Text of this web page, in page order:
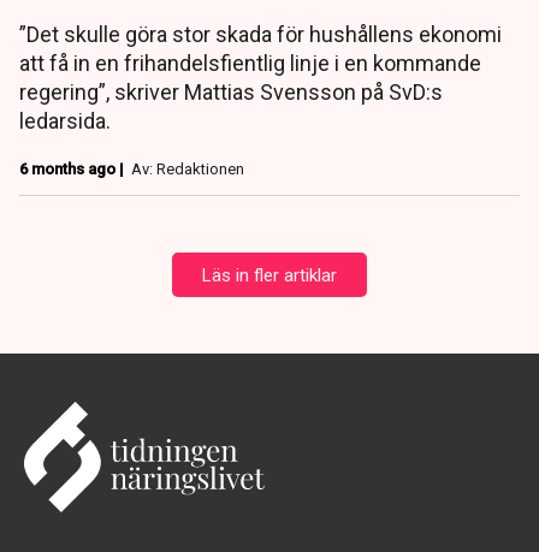
”Det skulle göra stor skada för hushållens ekonomi
att få in en frihandelsfientlig linje i en kommande
regering”, skriver Mattias Svensson på SvD:s
ledarsida.
6 months ago | Av: Redaktionen
Läs in fler artiklar